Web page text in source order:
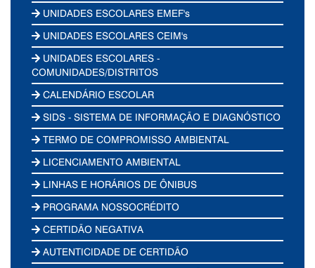
UNIDADES ESCOLARES EMEF's
UNIDADES ESCOLARES CEIM's
UNIDADES ESCOLARES -
COMUNIDADES/DISTRITOS
CALENDÁRIO ESCOLAR
SIDS - SISTEMA DE INFORMAÇÃO E DIAGNÓSTICO
TERMO DE COMPROMISSO AMBIENTAL
LICENCIAMENTO AMBIENTAL
LINHAS E HORÁRIOS DE ÔNIBUS
PROGRAMA NOSSOCRÉDITO
CERTIDÃO NEGATIVA
AUTENTICIDADE DE CERTIDÃO